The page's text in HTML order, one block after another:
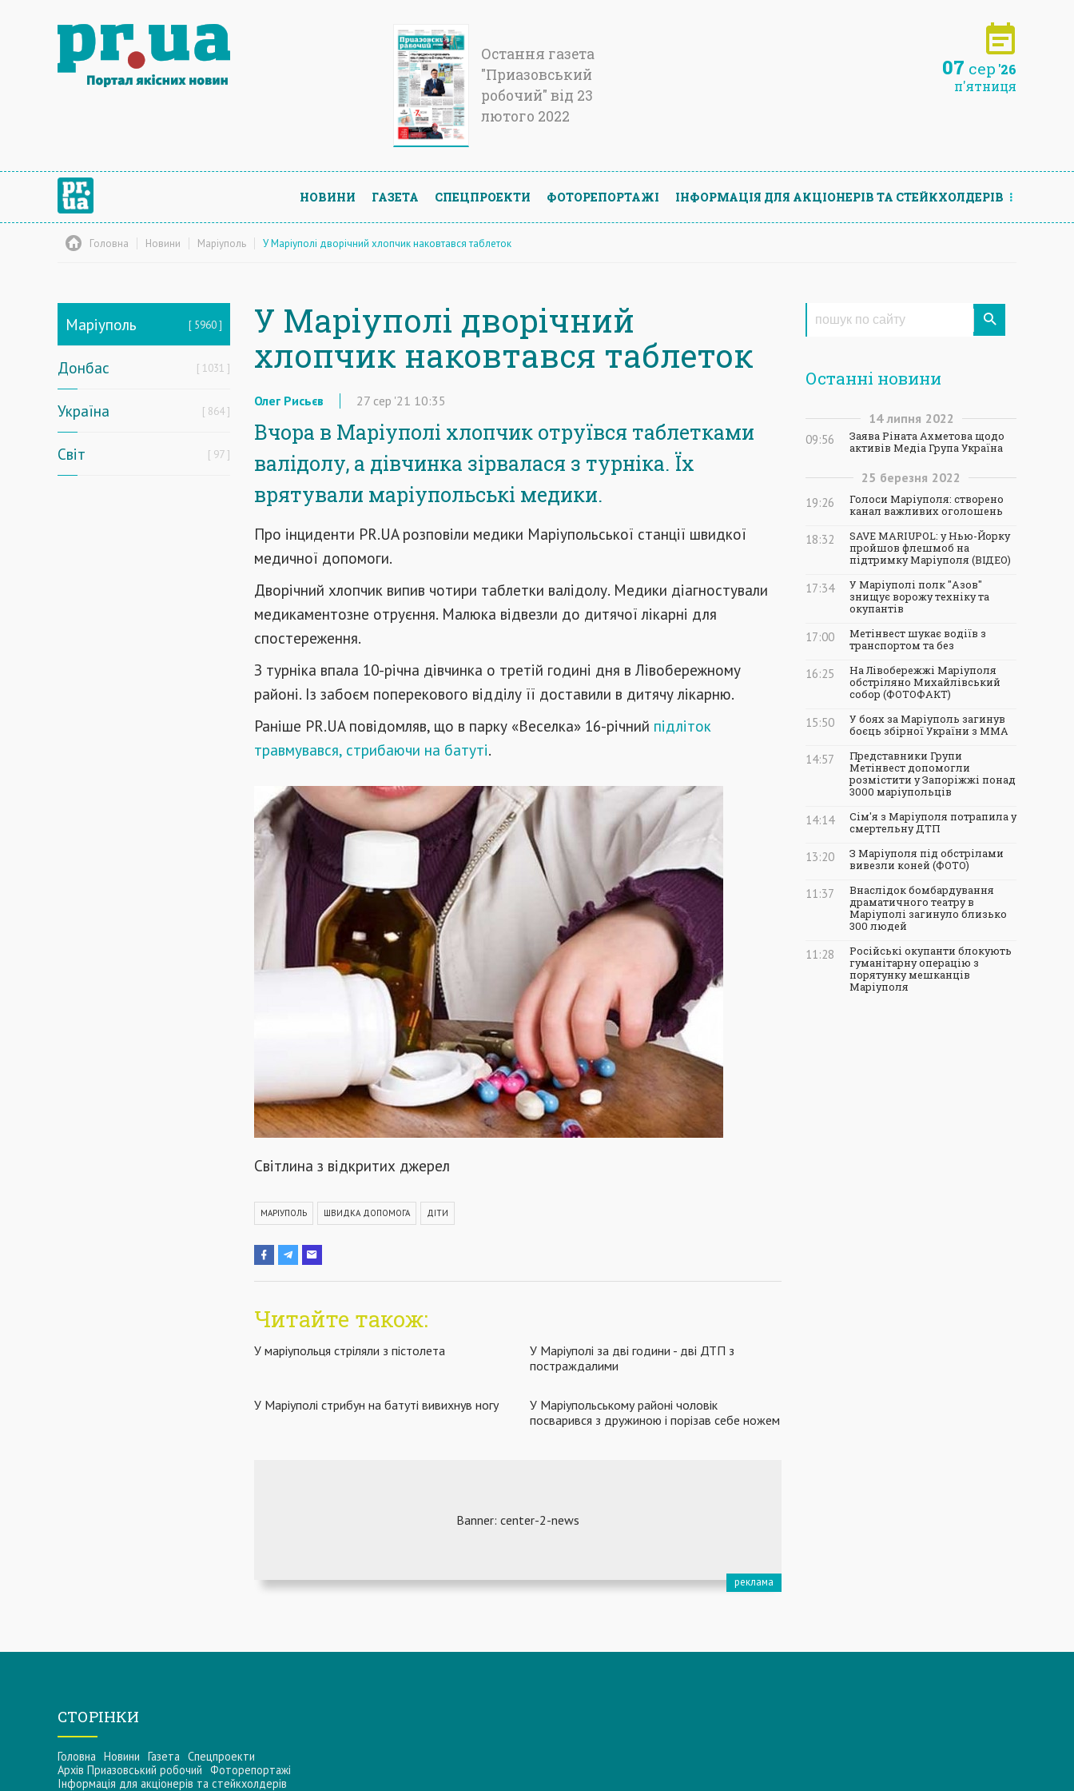
Остання газета
"Приазовський
робочий" від 23
лютого 2022
07 сер '26
п'ятниця
НОВИНИ ГАЗЕТА СПЕЦПРОЕКТИ ФОТОРЕПОРТАЖІ ІНФОРМАЦIЯ ДЛЯ АКЦIОНЕРIВ ТА СТЕЙКХОЛДЕРIВ
Головна Новини Маріуполь У Маріуполі дворічний хлопчик наковтався таблеток
Маріуполь 5960
Донбас 1031
Україна 864
Світ 97
У Маріуполі дворічний
хлопчик наковтався таблеток
Олег Рисьєв 27 сер '21 10:35
Вчора в Маріуполі хлопчик отруївся таблетками
валідолу, а дівчинка зірвалася з турніка. Їх
врятували маріупольські медики.
Про інциденти PR.UA розповіли медики Маріупольської станції швидкої
медичної допомоги.
Дворічний хлопчик випив чотири таблетки валідолу. Медики діагностували
медикаментозне отруєння. Малюка відвезли до дитячої лікарні для
спостереження.
З турніка впала 10-річна дівчинка о третій годині дня в Лівобережному
районі. Із забоєм поперекового відділу її доставили в дитячу лікарню.
Раніше PR.UA повідомляв, що в парку «Веселка» 16-річний підліток
травмувався, стрибаючи на батуті.
Світлина з відкритих джерел
МАРІУПОЛЬ ШВИДКА ДОПОМОГА ДІТИ
Читайте також:
У маріупольця стріляли з пістолета
У Маріуполі за дві години - дві ДТП з
постраждалими
У Маріуполі стрибун на батуті вивихнув ногу
У Маріупольському районі чоловік
посварився з дружиною і порізав себе ножем
Останні новини
14 липня 2022
09:56
Заява Ріната Ахметова щодо
активів Медіа Група Україна
25 березня 2022
19:26
Голоси Маріуполя: створено
канал важливих оголошень
18:32
SAVE MARIUPOL: у Нью-Йорку
пройшов флешмоб на
підтримку Маріуполя (ВІДЕО)
17:34
У Маріуполі полк "Азов"
знищує ворожу техніку та
окупантів
17:00
Метінвест шукає водіїв з
транспортом та без
16:25
На Лівобережжі Маріуполя
обстріляно Михайлівський
собор (ФОТОФАКТ)
15:50
У боях за Маріуполь загинув
боєць збірної України з ММА
14:57
Представники Групи
Метінвест допомогли
розмістити у Запоріжжі понад
3000 маріупольців
14:14
Сім'я з Маріуполя потрапила у
смертельну ДТП
13:20
З Маріуполя під обстрілами
вивезли коней (ФОТО)
11:37
Внаслідок бомбардування
драматичного театру в
Маріуполі загинуло близько
300 людей
11:28
Російські окупанти блокують
гуманітарну операцію з
порятунку мешканців
Маріуполя
СТОРІНКИ
Головна Новини Газета Спецпроекти
Архів Приазовський робочий Фоторепортажі
Інформацiя для акцiонерiв та стейкхолдерiв